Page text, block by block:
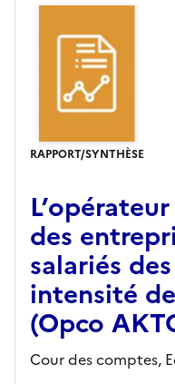
RAPPORT/SYNTHÈSE
des
salariés
intensité
(Opco
Cour des comptes,